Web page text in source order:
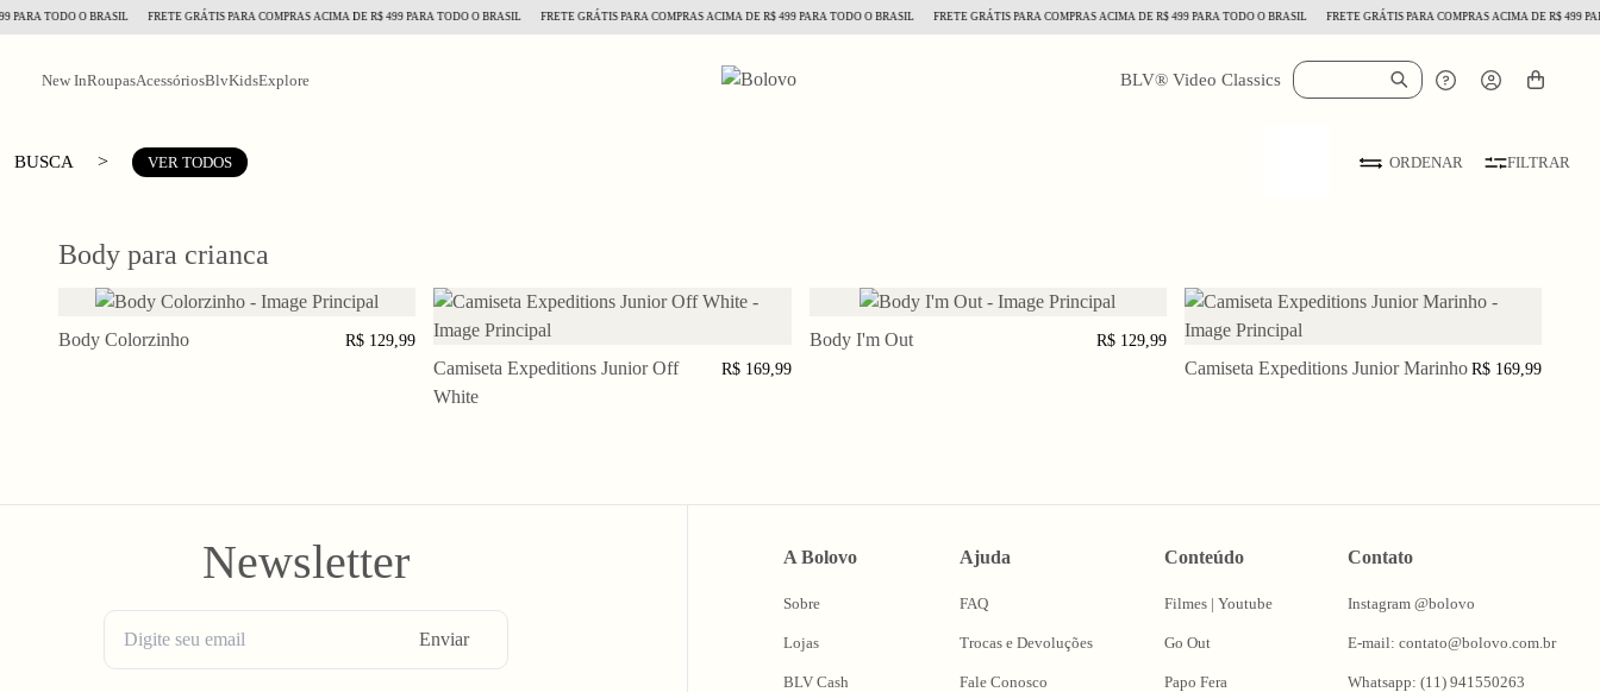
TODO O BRASIL FRETE GRÁTIS PARA COMPRAS ACIMA DE R$ 499 PARA TODO O BRASIL FRETE GRÁTIS PARA COMPRAS ACIMA DE R$ 499 PARA TODO O BRASIL FRETE GRÁTIS PARA COMPRAS ACIMA DE R$ 499 PARA TODO O BRASIL FRETE GRÁTIS PARA COMPRAS ACIMA DE R$ 499
New InRoupasAcessóriosBlvKidsExplore BLV® Video Classics
BUSCA > VER TODOS ORDENAR FILTRAR
Body para crianca
12
Body Colorzinho R$ 129,99
3 a 5 a 7 a
Camiseta Expeditions Junior Off
White
R$ 169,99
12
Body I'm Out R$ 129,99
3 a 5 a 7 a
Camiseta Expeditions Junior Marinho R$ 169,99
Newsletter
Enviar
A Bolovo
Sobre
Lojas
BLV Cash
Ajuda
FAQ
Trocas e Devoluções
Fale Conosco
Conteúdo
Filmes | Youtube
Go Out
Papo Fera
Contato
Instagram @bolovo
E-mail: contato@bolovo.com.br
Whatsapp: (11) 941550263